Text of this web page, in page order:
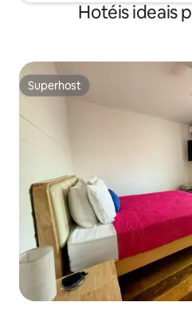
Hotéis ideais
Superhost
Superhost